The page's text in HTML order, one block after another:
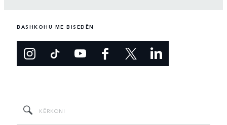
BASHKOHU ME BISEDËN